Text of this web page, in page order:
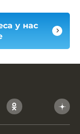
у нас